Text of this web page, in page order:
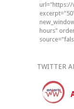
url="https://
hours"
TWITTER